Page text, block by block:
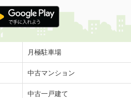
月極駐車場
中古マンション
中古一戸建て